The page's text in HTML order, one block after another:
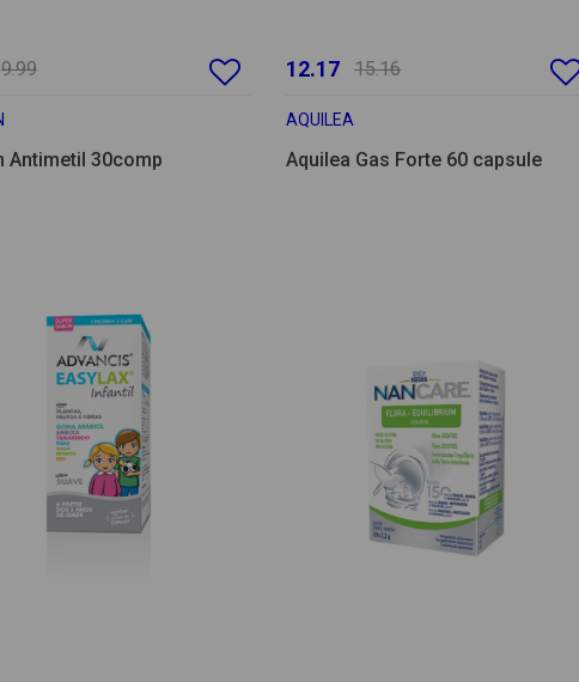
9.99
Antimetil 30comp
12.17 15.16
AQUILEA
Aquilea Gas Forte 60 capsule